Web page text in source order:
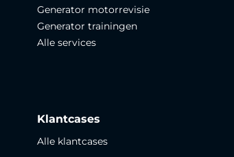
Generator motorrevisie
Generator trainingen
Alle services
Klantcases
Alle klantcases